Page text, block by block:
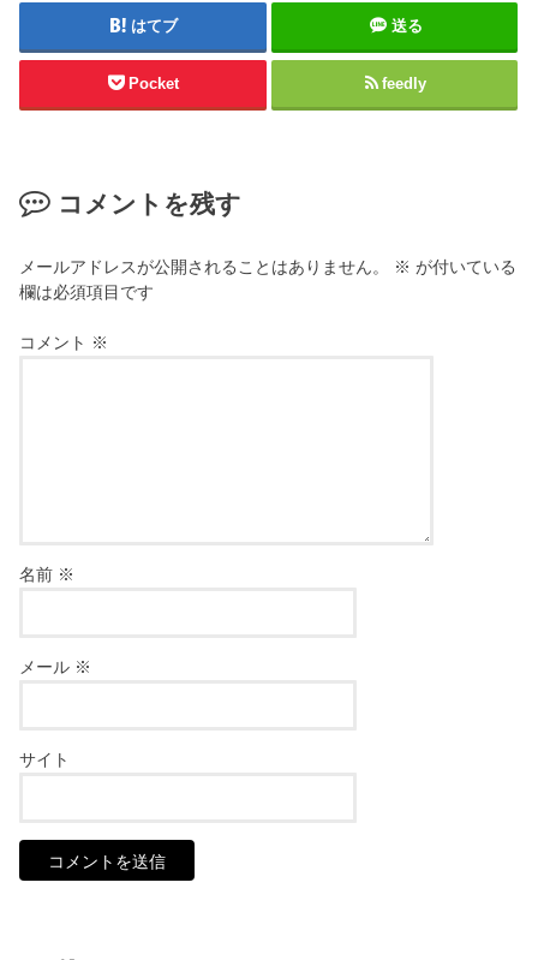
はてブ 送る
Pocket feedly
コメントを残す
メールアドレスが公開されることはありません。 ※ が付いている
欄は必須項目です
コメント ※
名前 ※
メール ※
サイト